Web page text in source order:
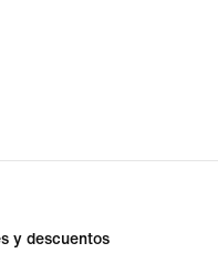
y descuentos